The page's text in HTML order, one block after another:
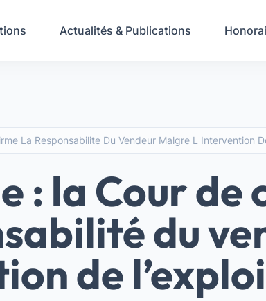
Actualités & Publications
La Responsabilite Du Vendeur Malgre L Intervention
: la Cour de
du
de